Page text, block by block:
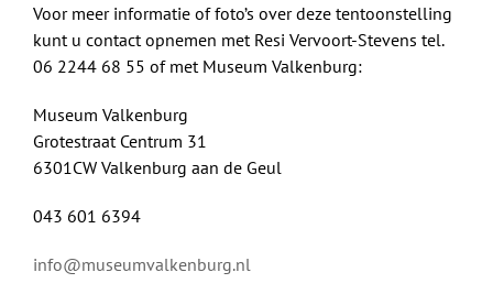
Voor meer informatie of foto’s over deze tentoonstelling
kunt u contact opnemen met Resi Vervoort-Stevens tel.
06 2244 68 55 of met Museum Valkenburg:
Museum Valkenburg
Grotestraat Centrum 31
6301CW Valkenburg aan de Geul
043 601 6394
info@museumvalkenburg.nl